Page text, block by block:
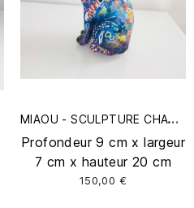
M
IAOU - SCULPTURE CHAT...
Profondeur 9 cm x largeur
7 cm x hauteur 20 cm
150,00 €